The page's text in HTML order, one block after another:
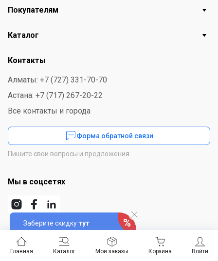
Главная Каталог Войти
Мои заказы Корзина
Заберите скидкутут
Покупателям
Каталог
Контакты
Алматы: +7 (727) 331-70-70
Астана: +7 (717) 267-20-22
Все контакты и города
Форма обратной связи
Пишите свои вопросы и предложения
Мы в соцсетях